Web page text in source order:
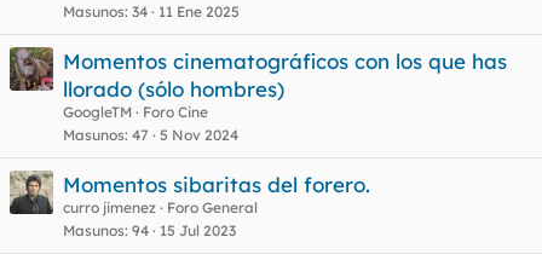
Masunos 34 11 Ene 2025
Momentos cinematográficos con los que has
llorado (sólo hombres)
GoogleTM
Foro Cine
Masunos 47 5 Nov 2024
Momentos sibaritas del forero.
curro jimenez
Foro General
Masunos 94 15 Jul 2023